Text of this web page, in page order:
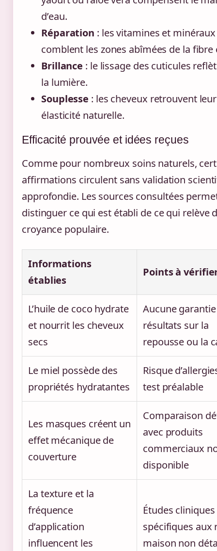
d’eau.
Réparation : les vitamines et minéraux
comblent les zones abîmées de la fibre
Brillance : le lissage des cuticules
la lumière.
Souplesse : les cheveux retrouvent leur
élasticité naturelle.
Efficacité prouvée et idées reçues
Comme pour nombreux soins naturels,
affirmations circulent sans validation
approfondie. Les sources consultées
distinguer ce qui est établi de ce qui relève
croyance populaire.
Informations
établies
Points à
L’huile de coco hydrate
et nourrit les cheveux
secs
Aucune
résultats sur la
repousse ou la
Le miel possède des
propriétés hydratantes
Risque
test préalable
Les masques créent un
effet mécanique de
couverture
Comparaison
avec produits
commerciaux
disponible
La texture et la
fréquence
d’application
influencent les
Études cliniques
spécifiques aux
maison non